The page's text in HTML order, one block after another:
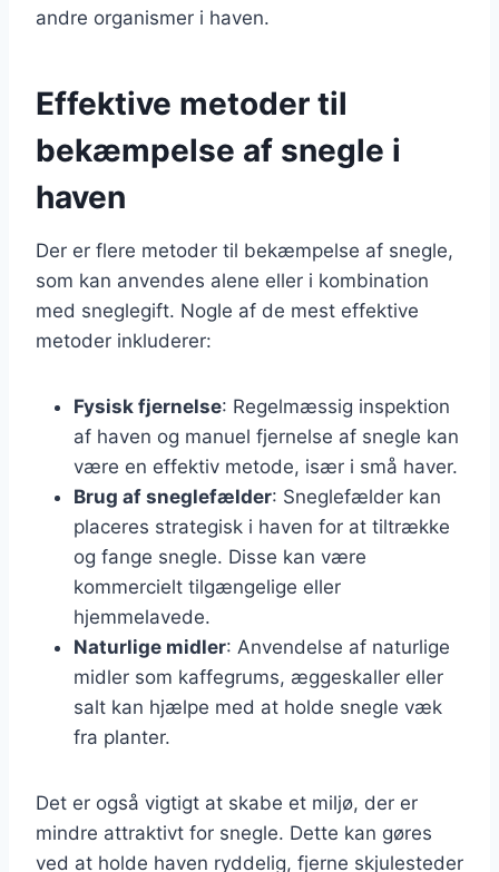
andre organismer i haven.
Effektive metoder til
bekæmpelse af snegle i
haven
Der er flere metoder til bekæmpelse af snegle,
som kan anvendes alene eller i kombination
med sneglegift. Nogle af de mest effektive
metoder inkluderer:
Fysisk fjernelse: Regelmæssig inspektion
af haven og manuel fjernelse af snegle kan
være en effektiv metode, især i små haver.
Brug af sneglefælder: Sneglefælder kan
placeres strategisk i haven for at tiltrække
og fange snegle. Disse kan være
kommercielt tilgængelige eller
hjemmelavede.
Naturlige midler: Anvendelse af naturlige
midler som kaffegrums, æggeskaller eller
salt kan hjælpe med at holde snegle væk
fra planter.
Det er også vigtigt at skabe et miljø, der er
mindre attraktivt for snegle. Dette kan gøres
ved at holde haven ryddelig, fjerne skjulesteder